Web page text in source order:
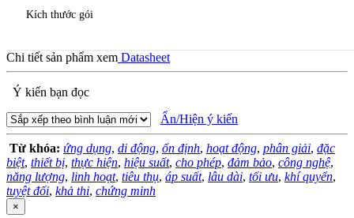
Kích thước gói
Chi tiết sản phẩm xem Datasheet
Ý kiến bạn đọc
Ẩn/Hiện ý kiến
Từ khóa: ứng dụng, di động, ổn định, hoạt động, phân giải, đặc
biệt, thiết bị, thực hiện, hiệu suất, cho phép, đảm bảo, công nghệ,
năng lượng, linh hoạt, tiêu thụ, áp suất, lâu dài, tối ưu, khí quyển,
tuyệt đối, khả thi, chứng minh
×